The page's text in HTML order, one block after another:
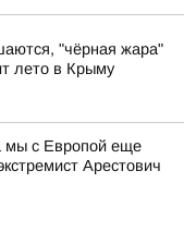
"чёрная жара"
лето в Крыму
мы с Европой еще
Арестович